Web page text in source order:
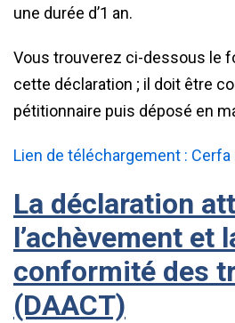
une durée d’1 an.
Vous trouverez ci-dessous le
cette déclaration ; il doit être
pétitionnaire puis déposé en
Lien de téléchargement : Cerfa
La déclaration
l’achèvement et
conformité des
(DAACT)